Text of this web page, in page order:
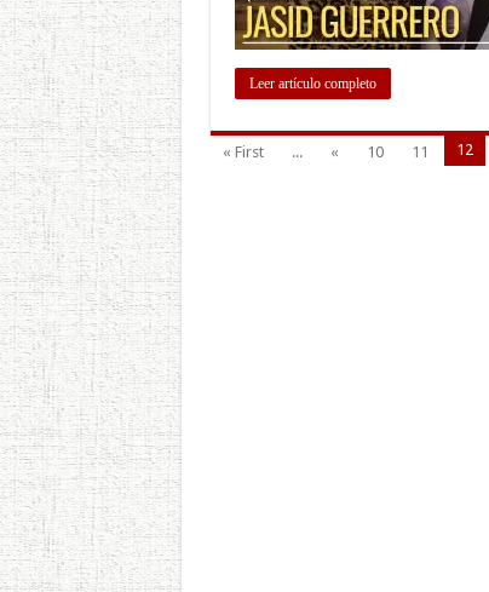
Leer artículo completo
« First ... « 10 11 12